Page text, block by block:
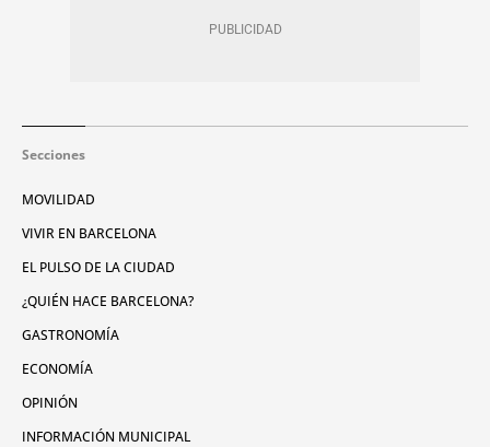
Secciones
MOVILIDAD
VIVIR EN BARCELONA
EL PULSO DE LA CIUDAD
¿QUIÉN HACE BARCELONA?
GASTRONOMÍA
ECONOMÍA
OPINIÓN
INFORMACIÓN MUNICIPAL